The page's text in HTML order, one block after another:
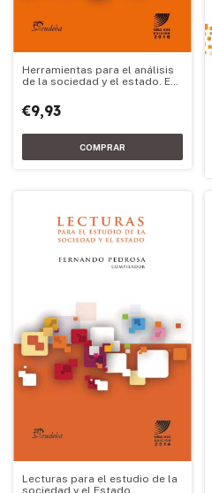
Herramientas para el análisis
de la sociedad y el estado. Ed.
€9,93
Lecturas para el estudio de la
sociedad y el Estado